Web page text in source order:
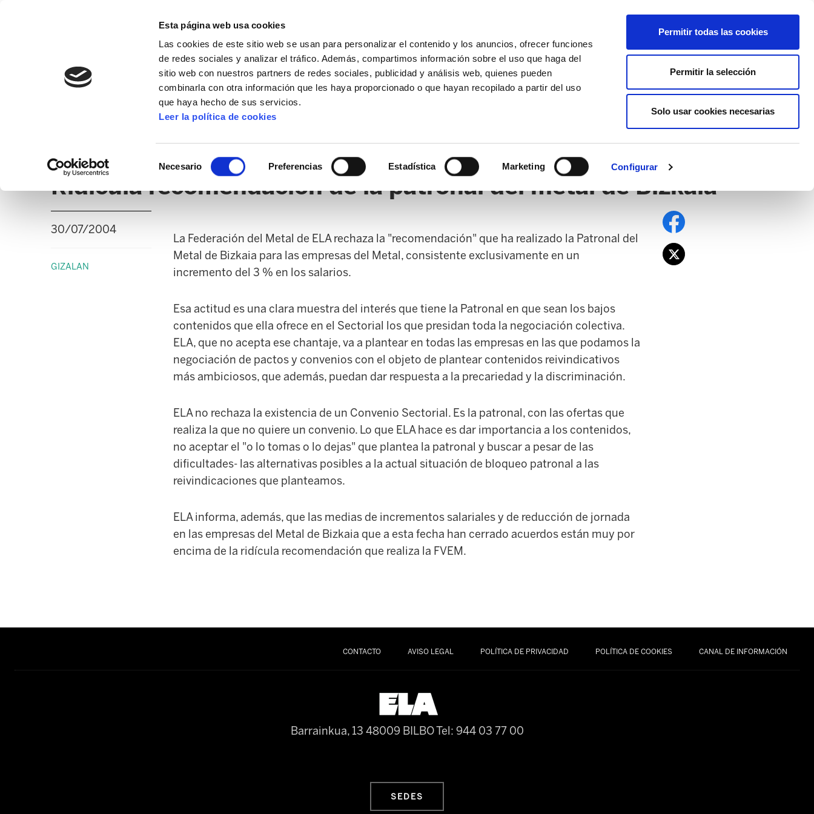
Esta página web usa cookies
Las cookies de este sitio web se usan para personalizar el contenido y los anuncios, ofrecer funciones
de redes sociales y analizar el tráfico. Además, compartimos información sobre el uso que haga del
sitio web con nuestros partners de redes sociales, publicidad y análisis web, quienes pueden
combinarla con otra información que les haya proporcionado o que hayan recopilado a partir del uso
que haya hecho de sus servicios.
Leer la política de cookies
Necesario Preferencias Estadística Marketing Configurar
Permitir todas las cookies
Permitir la selección
Solo usar cookies necesarias
AFÍLIATE
Ridícula recomendación de la patronal del metal de Bizkaia
30/07/2004
GIZALAN
La Federación del Metal de ELA rechaza la "recomendación" que ha realizado la Patronal del
Metal de Bizkaia para las empresas del Metal, consistente exclusivamente en un
incremento del 3 % en los salarios.
Esa actitud es una clara muestra del interés que tiene la Patronal en que sean los bajos
contenidos que ella ofrece en el Sectorial los que presidan toda la negociación colectiva.
ELA, que no acepta ese chantaje, va a plantear en todas las empresas en las que podamos la
negociación de pactos y convenios con el objeto de plantear contenidos reivindicativos
más ambiciosos, que además, puedan dar respuesta a la precariedad y la discriminación.
ELA no rechaza la existencia de un Convenio Sectorial. Es la patronal, con las ofertas que
realiza la que no quiere un convenio. Lo que ELA hace es dar importancia a los contenidos,
no aceptar el "o lo tomas o lo dejas" que plantea la patronal y buscar a pesar de las
dificultades- las alternativas posibles a la actual situación de bloqueo patronal a las
reivindicaciones que planteamos.
ELA informa, además, que las medias de incrementos salariales y de reducción de jornada
en las empresas del Metal de Bizkaia que a esta fecha han cerrado acuerdos están muy por
encima de la ridícula recomendación que realiza la FVEM.
CONTACTO AVISO LEGAL POLÍTICA DE PRIVACIDAD POLÍTICA DE COOKIES CANAL DE INFORMACIÓN
Barrainkua, 13 48009 BILBOTel: 944 03 77 00
SEDES